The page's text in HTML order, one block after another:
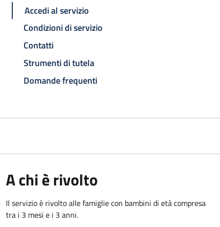
Accedi al servizio
Condizioni di servizio
Contatti
Strumenti di tutela
Domande frequenti
A chi è rivolto
Il servizio è rivolto alle famiglie con bambini di età compresa
tra i 3 mesi e i 3 anni.